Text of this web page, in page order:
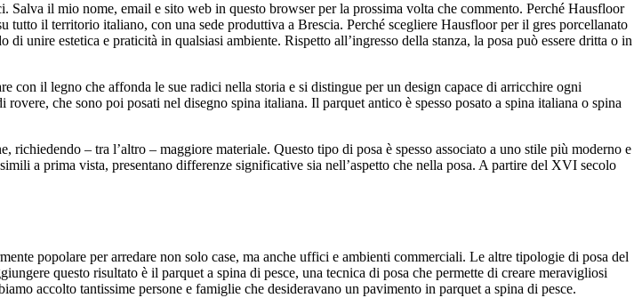
il mio nome, email e sito web in questo browser per la prossima volta che commento. Perché Hausfloor
il territorio italiano, con una sede produttiva a Brescia. Perché scegliere Hausfloor per il gres porcellanato
unire estetica e praticità in qualsiasi ambiente. Rispetto all’ingresso della stanza, la posa può essere dritta o in
con il legno che affonda le sue radici nella storia e si distingue per un design capace di arricchire ogni
che sono poi posati nel disegno spina italiana. Il parquet antico è spesso posato a spina italiana o spina
– tra l’altro – maggiore materiale. Questo tipo di posa è spesso associato a uno stile più moderno e
a prima vista, presentano differenze significative sia nell’aspetto che nella posa. A partire del XVI secolo
popolare per arredare non solo case, ma anche uffici e ambienti commerciali. Le altre tipologie di posa del
questo risultato è il parquet a spina di pesce, una tecnica di posa che permette di creare meravigliosi
accolto tantissime persone e famiglie che desideravano un pavimento in parquet a spina di pesce.